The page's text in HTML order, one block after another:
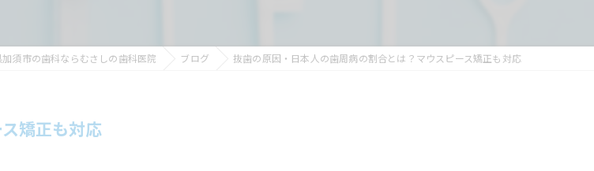
加須市の歯科ならむさしの歯科医院 ブログ 抜歯の原因・日本人の歯周病の割合とは？マウスピース矯正も対応
矯正も対応